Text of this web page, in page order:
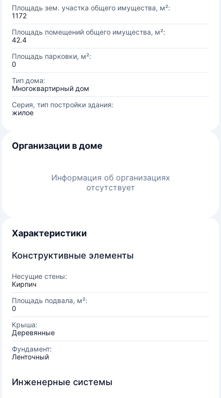
Площадь зем. участка общего имущества, м²:
1172
Площадь помещений общего имущества, м²:
42.4
Площадь парковки, м²:
0
Тип дома:
Многоквартирный дом
Серия, тип постройки здания:
жилое
Организации в доме
Информация об организациях
отсутствует
Характеристики
Конструктивные элементы
Несущие стены:
Кирпич
Площадь подвала, м²:
0
Крыша:
Деревянные
Фундамент:
Ленточный
Инженерные системы